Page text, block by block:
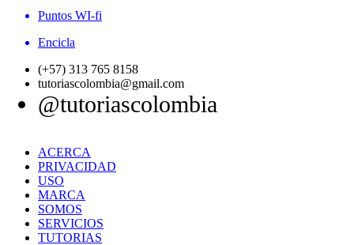
Puntos WI-fi
Encicla
(+57) 313 765 8158
tutoriascolombia@gmail.com
@tutoriascolombia
ACERCA
PRIVACIDAD
USO
MARCA
SOMOS
SERVICIOS
TUTORIAS